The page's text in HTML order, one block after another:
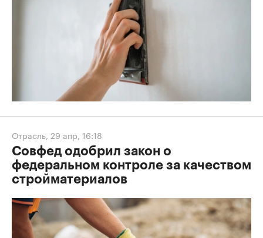
Отрасль, 29 апр, 16:18
Совфед одобрил закон о
федеральном контроле за качеством
стройматериалов